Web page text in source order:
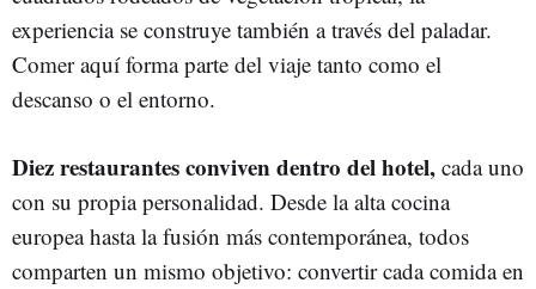
experiencia se construye también a través del paladar.
Comer aquí forma parte del viaje tanto como el
descanso o el entorno.
Diez restaurantes conviven dentro del hotel, cada uno
con su propia personalidad. Desde la alta cocina
europea hasta la fusión más contemporánea, todos
comparten un mismo objetivo: convertir cada comida en